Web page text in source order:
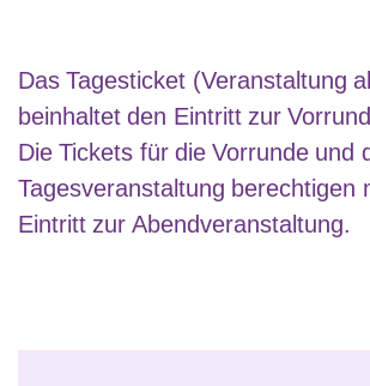
Das Tagesticket (Veranstaltung
beinhaltet den Eintritt zur
Die Tickets für die Vorrunde und
Tagesveranstaltung berechtigen
Eintritt zur Abendveranstaltung.